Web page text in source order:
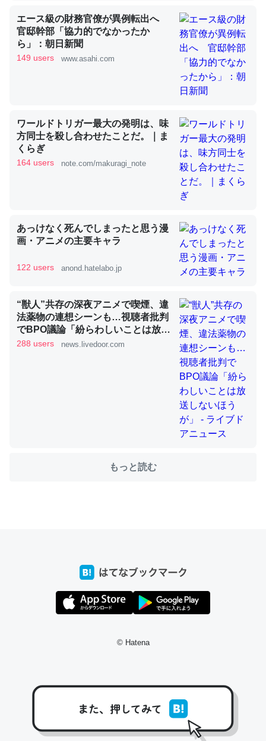
いのか」に関する新仮説
論文では「淡水はカルシウムも酸素も不足してて両方に不
いる鋏角類（カブトガニ・ウミグモ）はカルシウムを使わ
ずキチンを強化してる筈だが、酵素が違うのか？
─ニュース :: 【研究発表】昆虫学の大問題＝「昆虫はなぜ海にいな
いのか」に関する新仮説
これを元に考えるとカルシウムを大量に使う脊椎動物と貝
類は苦労してるんだな…。腹足類だと殻を無くしてナメク
ジになったり努力してるし。
ウチもEchoを実家に置いて４年。でたまに覗いてる。ぼ
ちぼちRingも置こうかと画策中。あと、Googleマップで
位置情報を共有してる。電池残量や充電中かが分かるので
─たまにLINEするくらいだった遠方の父67歳と僕。ITツール導入で
コミュニケーションが劇的に変化した｜tayorini by LIFULL介護
─たまにLINEするくらいだった遠方の父67歳と僕。ITツール導入で
回線代ほとんどかからないですよ。参考：
https://toyoshi.hatenablog.com/entry/2019/05/15/1805
34
─たまにLINEするくらいだった遠方の父67歳と僕。ITツール導入で
エース級の財務官僚が異例転出へ
官邸幹部「協力的でなかったか
ら」：朝日新聞
149 users www.asahi.com
ワールドトリガー最大の発明は、味
方同士を殺し合わせたことだ。｜ま
くらぎ
164 users note.com/makuragi_note
あっけなく死んでしまったと思う漫
画・アニメの主要キャラ
122 users anond.hatelabo.jp
“獣人”共存の深夜アニメで喫煙、違
法薬物の連想シーンも…視聴者批判
でBPO議論「紛らわしいことは放送
しないほうが」 - ライブドアニュー
288 users news.livedoor.com
もっと読む
© Hatena